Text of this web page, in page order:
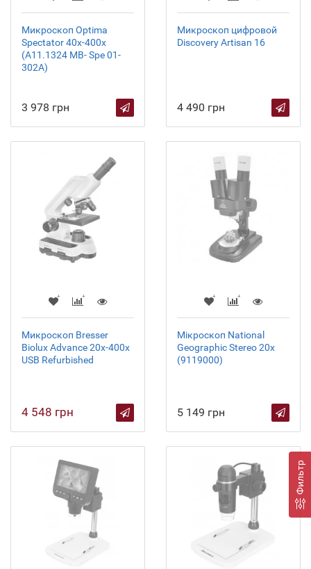
Фильтр
Микроскоп Optima
Spectator 40x-400x
(A11.1324 MB- Spe 01-
302A)
3 978 грн
Микроскоп цифровой
Discovery Artisan 16
4 490 грн
Микроскоп Bresser
Biolux Advance 20x-400x
USB Refurbished
4 548 грн
Мікроскоп National
Geographic Stereo 20x
(9119000)
5 149 грн